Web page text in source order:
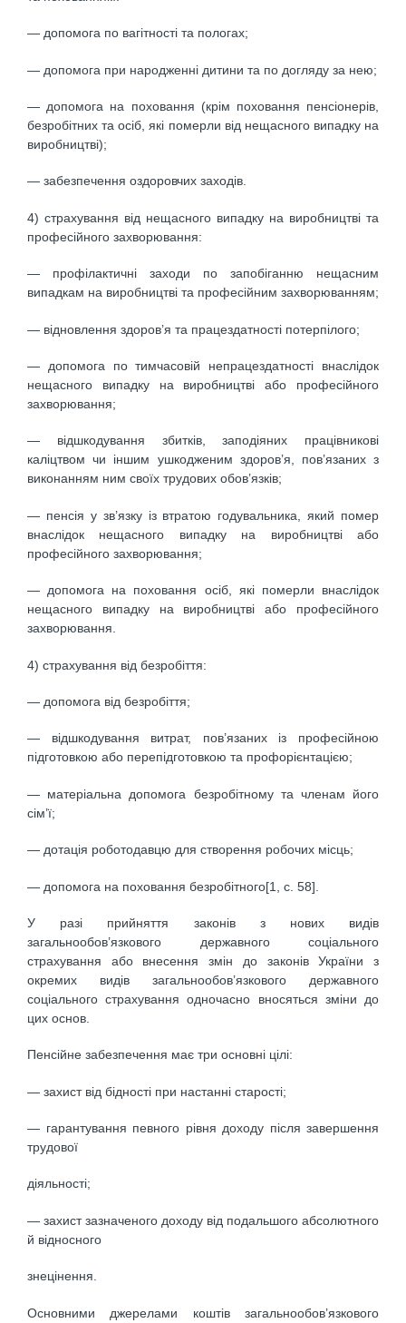
— допомога по вагітності та пологах;
— допомога при народженні дитини та по догляду за нею;
— допомога на поховання (крім поховання пенсіонерів,
безробітних та осіб, які померли від нещасного випадку на
виробництві);
— забезпечення оздоровчих заходів.
4) страхування від нещасного випадку на виробництві та
професійного захворювання:
— профілактичні заходи по запобіганню нещасним
випадкам на виробництві та професійним захворюванням;
— відновлення здоров’я та працездатності потерпілого;
— допомога по тимчасовій непрацездатності внаслідок
нещасного випадку на виробництві або професійного
захворювання;
— відшкодування збитків, заподіяних працівникові
каліцтвом чи іншим ушкодженим здоров’я, пов’язаних з
виконанням ним своїх трудових обов’язків;
— пенсія у зв’язку із втратою годувальника, який помер
внаслідок нещасного випадку на виробництві або
професійного захворювання;
— допомога на поховання осіб, які померли внаслідок
нещасного випадку на виробництві або професійного
захворювання.
4) страхування від безробіття:
— допомога від безробіття;
— відшкодування витрат, пов’язаних із професійною
підготовкою або перепідготовкою та профорієнтацією;
— матеріальна допомога безробітному та членам його
сім’ї;
— дотація роботодавцю для створення робочих місць;
— допомога на поховання безробітного[1, с. 58].
У разі прийняття законів з нових видів
загальнообов’язкового державного соціального
страхування або внесення змін до законів України з
окремих видів загальнообов’язкового державного
соціального страхування одночасно вносяться зміни до
цих основ.
Пенсійне забезпечення має три основні цілі:
— захист від бідності при настанні старості;
— гарантування певного рівня доходу після завершення
трудової
діяльності;
— захист зазначеного доходу від подальшого абсолютного
й відносного
знецінення.
Основними джерелами коштів загальнообов’язкового